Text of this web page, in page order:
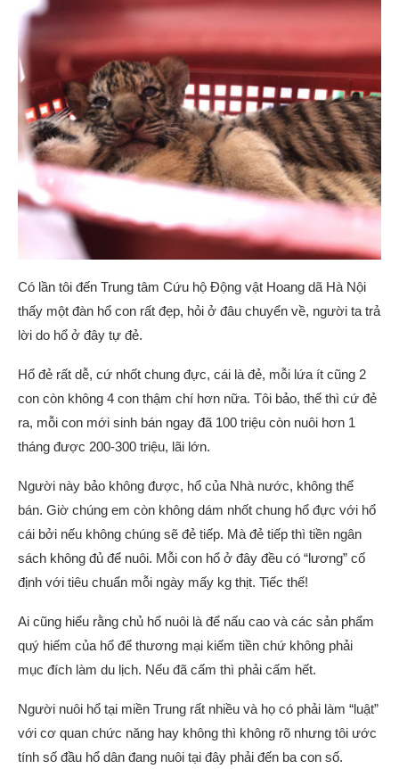
Có lần tôi đến Trung tâm Cứu hộ Động vật Hoang dã Hà Nội
thấy một đàn hổ con rất đẹp, hỏi ở đâu chuyển về, người ta trả
lời do hổ ở đây tự đẻ.
Hổ đẻ rất dễ, cứ nhốt chung đực, cái là đẻ, mỗi lứa ít cũng 2
con còn không 4 con thậm chí hơn nữa. Tôi bảo, thế thì cứ đẻ
ra, mỗi con mới sinh bán ngay đã 100 triệu còn nuôi hơn 1
tháng được 200-300 triệu, lãi lớn.
Người này bảo không được, hổ của Nhà nước, không thể
bán. Giờ chúng em còn không dám nhốt chung hổ đực với hổ
cái bởi nếu không chúng sẽ đẻ tiếp. Mà đẻ tiếp thì tiền ngân
sách không đủ để nuôi. Mỗi con hổ ở đây đều có “lương” cố
định với tiêu chuẩn mỗi ngày mấy kg thịt. Tiếc thế!
Ai cũng hiểu rằng chủ hổ nuôi là để nấu cao và các sản phẩm
quý hiếm của hổ để thương mại kiếm tiền chứ không phải
mục đích làm du lịch. Nếu đã cấm thì phải cấm hết.
Người nuôi hổ tại miền Trung rất nhiều và họ có phải làm “luật”
với cơ quan chức năng hay không thì không rõ nhưng tôi ước
tính số đầu hổ dân đang nuôi tại đây phải đến ba con số.